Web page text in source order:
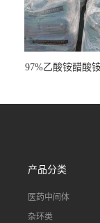
97%乙酸铵醋酸
产品分类
医药中间体
杂环类